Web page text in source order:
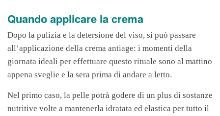
Quando applicare la crema
Dopo la pulizia e la detersione del viso, si può passare
all’applicazione della crema antiage: i momenti della
giornata ideali per effettuare questo rituale sono al mattino
appena sveglie e la sera prima di andare a letto.
Nel primo caso, la pelle potrà godere di un plus di sostanze
nutritive volte a mantenerla idratata ed elastica per tutto il